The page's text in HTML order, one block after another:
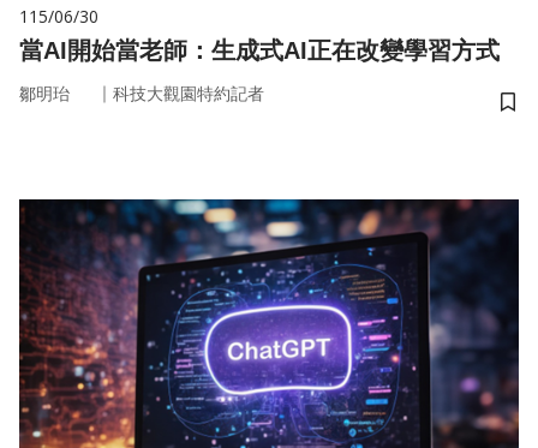
115/06/30
當AI開始當老師：生成式AI正在改變學習方式
鄒明珆 ｜ 科技大觀園特約記者
儲